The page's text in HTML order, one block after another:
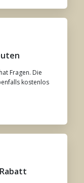
Fragen. Die
kostenlos